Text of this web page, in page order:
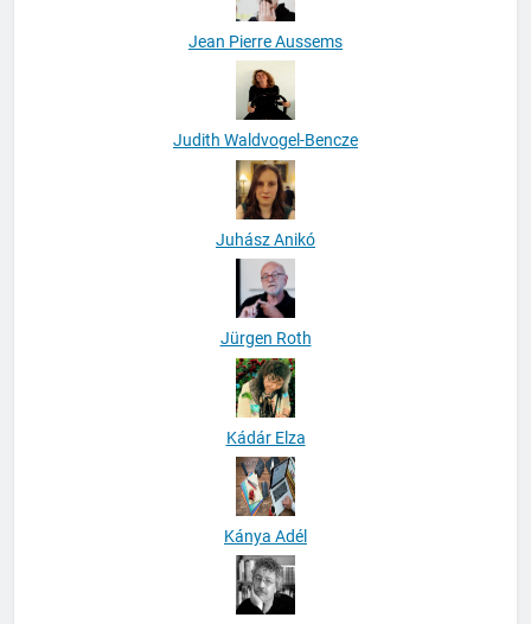
Jean Pierre Aussems
Judith Waldvogel-Bencze
Juhász Anikó
Jürgen Roth
Kádár Elza
Kánya Adél